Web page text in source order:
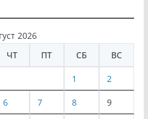
2026
ЧТ ПТ СБ ВС
1 2
6 7 8 9